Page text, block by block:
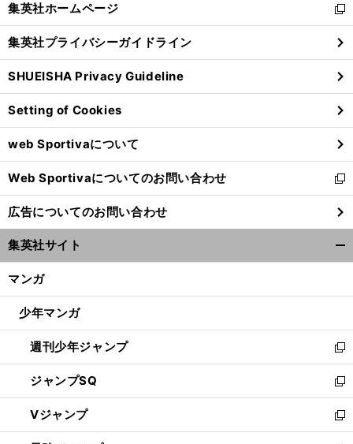
閉
る
集英社ホームページ
新
し
い
ウ
ィ
ン
ド
ウ
で
開
く
集英社プライバシーガイドライン
SHUEISHA Privacy Guideline
Setting of Cookies
web Sportivaについて
Web Sportivaについてのお問い合わせ
新
し
い
ウ
ィ
ン
ウ
開
く
広告についてのお問い合わせ
集英社サイト
マンガ
少年マンガ
週刊少年ジャンプ
新
し
い
ウ
ィ
ン
ジャンプSQ
新
し
い
ウ
Vジャンプ
新
し